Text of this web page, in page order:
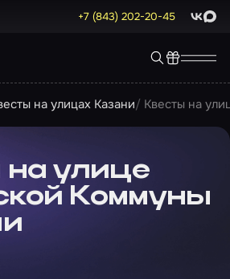
+7 (843) 202-20-45 Max
на улицах Казани Квесты на
улице
Коммуны